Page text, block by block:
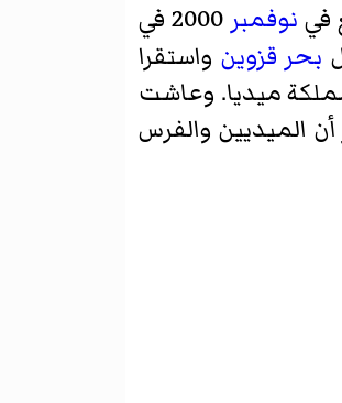
في نوفمبر
بحر قزوين واستقرا
ميديا. وعاشت
الميديين والفرس